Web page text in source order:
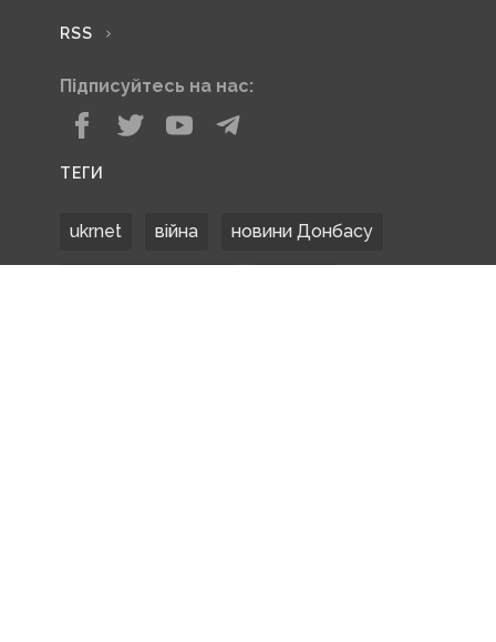
RSS
Підписуйтесь на нас:
ТЕГИ
ukrnet війна новини Донбасу